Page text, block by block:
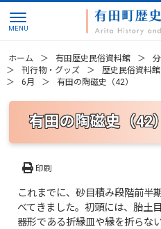
ホーム 有田歴史民俗資料館
刊行物・グッズ
歴史民俗資料
6月
有田の陶磁史（42）
有田の陶磁史（42）
印刷
これまでに、砂目積み段階前半
べてきました。初頭には、胎土
器形である折縁皿や縁を折らな